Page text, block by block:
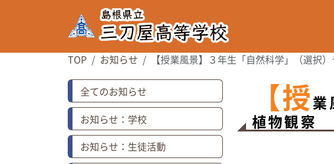
TOP お知らせ 【授業風景】３年生「自然科学」（選択
全てのお知らせ
お知らせ：学校
お知らせ：生徒活動
【授業
植物観察